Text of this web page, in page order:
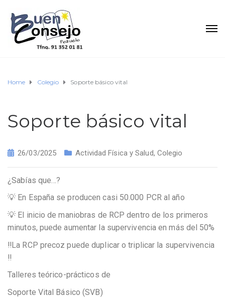
Home Colegio Soporte básico vital
Soporte básico vital
26/03/2025 Actividad Física y Salud, Colegio
¿Sabías que…?
💡 En España se producen casi 50.000 PCR al año
💡 El inicio de maniobras de RCP dentro de los primeros
minutos, puede aumentar la supervivencia en más del 50%
‼️La RCP precoz puede duplicar o triplicar la supervivencia
‼️
Talleres teórico-prácticos de
Soporte Vital Básico (SVB)